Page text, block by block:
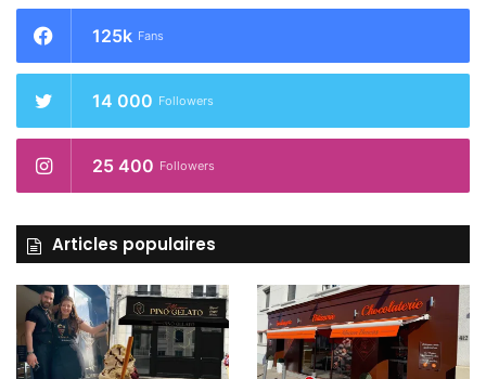
125k Fans
14 000 Followers
25 400 Followers
Articles populaires